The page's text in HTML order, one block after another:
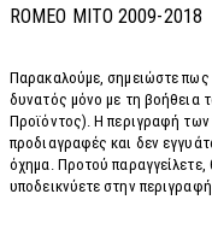
ROMEO MITO 2009-2018
Παρακαλούμε, σημειώστε πως
δυνατός μόνο με τη βοήθεια
Προϊόντος). Η περιγραφή των
προδιαγραφές και δεν
όχημα. Προτού παραγγείλετε,
υποδεικνύετε στην